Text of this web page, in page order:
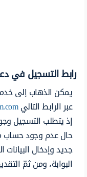
رابط التسجيل في
يمكن الذهاب إلى
عبر الرابط التالي
إذ يتطلب التسجيل
حال عدم وجود حساب
جديد وإدخال
البوابة، ومن ثمّ